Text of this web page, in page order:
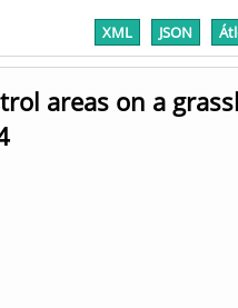
XML JSON
areas on a